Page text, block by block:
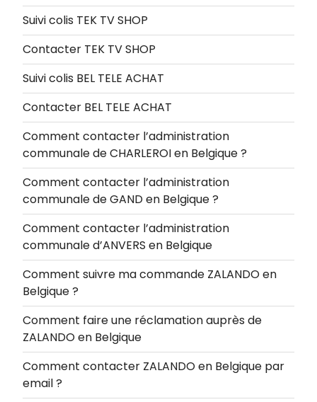
Suivi colis TEK TV SHOP
Contacter TEK TV SHOP
Suivi colis BEL TELE ACHAT
Contacter BEL TELE ACHAT
Comment contacter l’administration
communale de CHARLEROI en Belgique ?
Comment contacter l’administration
communale de GAND en Belgique ?
Comment contacter l’administration
communale d’ANVERS en Belgique
Comment suivre ma commande ZALANDO en
Belgique ?
Comment faire une réclamation auprès de
ZALANDO en Belgique
Comment contacter ZALANDO en Belgique par
email ?